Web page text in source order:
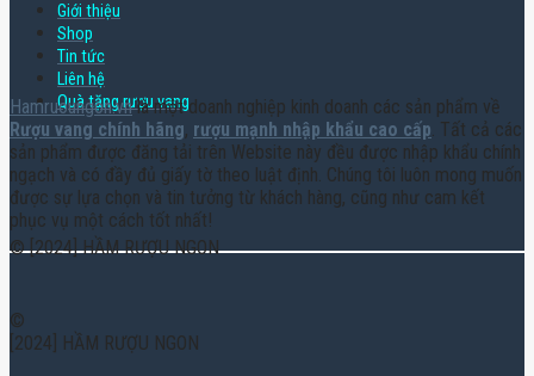
Giới thiệu
Shop
Tin tức
Liên hệ
Quà tặng rượu vang
Hamruoungon.vnlà một doanh nghiệp kinh doanh các sản phẩm về
Rượu vang chính hãng, rượu mạnh nhập khẩu cao cấp. Tất cả các
sản phẩm được đăng tải trên Website này đều được nhập khẩu chính
ngạch và có đầy đủ giấy tờ theo luật định. Chúng tôi luôn mong muốn
được sự lựa chọn và tin tưởng từ khách hàng, cũng như cam kết
phục vụ một cách tốt nhất!
© [2024] HẦM RƯỢU NGON
©
[2024] HẦM RƯỢU NGON